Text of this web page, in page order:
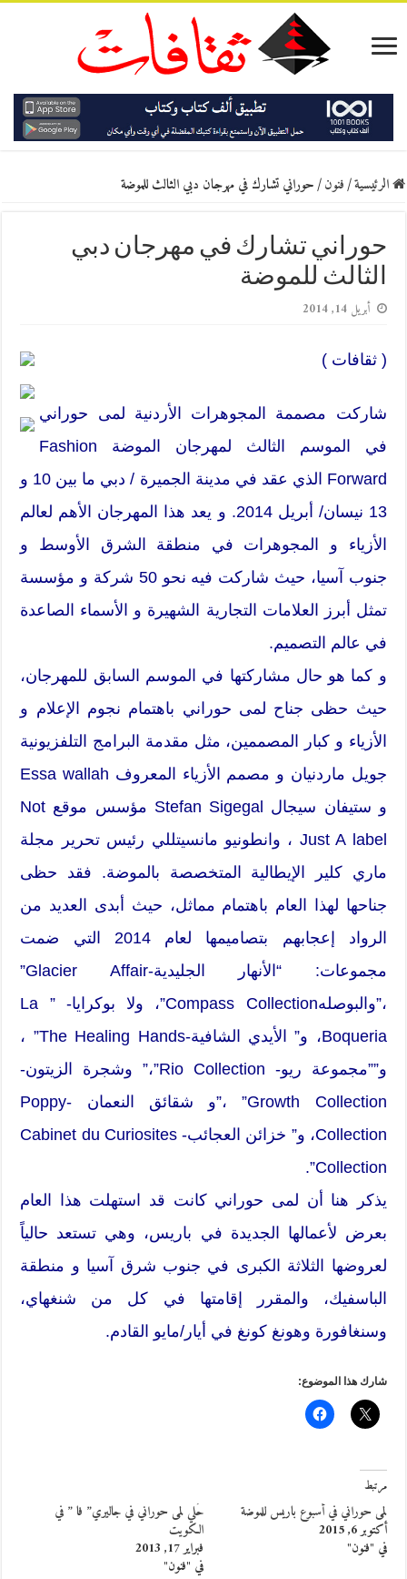
الرئيسية/فنون/حوراني تشارك في مهرجان دبي الثالث للموضة
حوراني تشارك في مهرجان دبي
الثالث للموضة
أبريل 14, 2014
( ثقافات )
شاركت مصممة المجوهرات الأردنية لمى حوراني
في الموسم الثالث لمهرجان الموضة Fashion
Forward الذي عقد في مدينة الجميرة / دبي ما بين 10 و
13 نيسان/ أبريل 2014. و يعد هذا المهرجان الأهم لعالم
الأزياء و المجوهرات في منطقة الشرق الأوسط و
جنوب آسيا، حيث شاركت فيه نحو 50 شركة و مؤسسة
تمثل أبرز العلامات التجارية الشهيرة و الأسماء الصاعدة
في عالم التصميم.
و كما هو حال مشاركتها في الموسم السابق للمهرجان،
حيث حظى جناح لمى حوراني باهتمام نجوم الإعلام و
الأزياء و كبار المصممين، مثل مقدمة البرامج التلفزيونية
جويل ماردنيان و مصمم الأزياء المعروف Essa wallah
و ستيفان سيجال Stefan Sigegal مؤسس موقع Not
Just A label ، وانطونيو مانسيتللي رئيس تحرير مجلة
ماري كلير الإيطالية المتخصصة بالموضة. فقد حظى
جناحها لهذا العام باهتمام مماثل، حيث أبدى العديد من
الرواد إعجابهم بتصاميمها لعام 2014 التي ضمت
مجموعات: “الأنهار الجليدية-Glacier Affair”
،”والبوصلهCompass Collection”، ولا بوكرايا- ” La
Boqueria، و” الأيدي الشافية-The Healing Hands” ،
و””مجموعة ريو- Rio Collection”،” وشجرة الزيتون-
Growth Collection” ،”و شقائق النعمان -Poppy
Collection، و” خزائن العجائب- Cabinet du Curiosites
Collection”.
يذكر هنا أن لمى حوراني كانت قد استهلت هذا العام
بعرض لأعمالها الجديدة في باريس، وهي تستعد حالياً
لعروضها الثلاثة الكبرى في جنوب شرق آسيا و منطقة
الباسفيك، والمقرر إقامتها في كل من شنغهاي،
وسنغافورة وهونغ كونغ في أيار/مايو القادم.
شارك هذا الموضوع:
مرتبط
لمى حوراني في أسبوع باريس للموضة
أكتوبر 6, 2015
في "فنون"
حُلي لمى حوراني في جاليري” فا ” في
الكويت
فبراير 17, 2013
في "فنون"